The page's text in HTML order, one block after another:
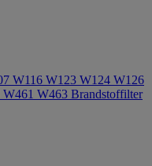
W116 W123 W124 W126
W463 Brandstoffilter